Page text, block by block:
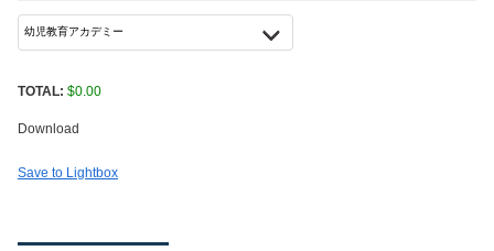
TOTAL: $0.00
Download
Save to Lightbox